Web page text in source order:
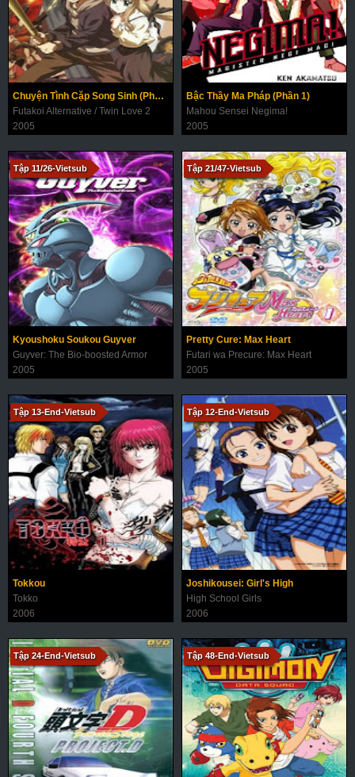
Chuyện Tình Cặp Song Sinh (Phần 2)
Futakoi Alternative / Twin Love 2
2005
Bậc Thầy Ma Pháp (Phần 1)
Mahou Sensei Negima!
2005
Tập 11/26-Vietsub
Kyoushoku Soukou Guyver
Guyver: The Bio-boosted Armor
2005
Tập 21/47-Vietsub
Pretty Cure: Max Heart
Futari wa Precure: Max Heart
2005
Tập 13-End-Vietsub
Tokkou
Tokko
2006
Tập 12-End-Vietsub
Joshikousei: Girl's High
High School Girls
2006
Tập 24-End-Vietsub Tập 48-End-Vietsub